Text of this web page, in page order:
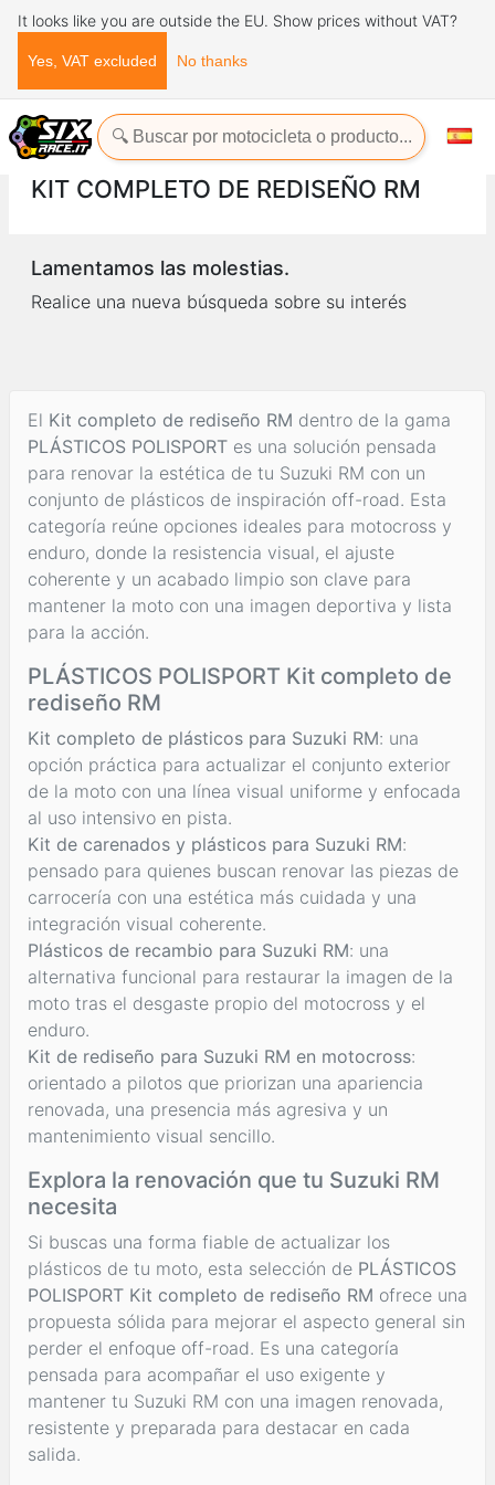
It looks like you are outside the EU. Show prices without VAT?
Yes, VAT excluded No thanks
Inicio Carenados y plásticos
PLÁSTICOS POLISPORT
Réplicas de plásticos - SUZUKI
Kit completo de rediseño RM
KIT COMPLETO DE REDISEÑO RM
Lamentamos las molestias.
Realice una nueva búsqueda sobre su interés
El Kit completo de rediseño RM dentro de la gama
PLÁSTICOS POLISPORT es una solución pensada
para renovar la estética de tu Suzuki RM con un
conjunto de plásticos de inspiración off-road. Esta
categoría reúne opciones ideales para motocross y
enduro, donde la resistencia visual, el ajuste
coherente y un acabado limpio son clave para
mantener la moto con una imagen deportiva y lista
para la acción.
PLÁSTICOS POLISPORT Kit completo de
rediseño RM
Kit completo de plásticos para Suzuki RM: una
opción práctica para actualizar el conjunto exterior
de la moto con una línea visual uniforme y enfocada
al uso intensivo en pista.
Kit de carenados y plásticos para Suzuki RM:
pensado para quienes buscan renovar las piezas de
carrocería con una estética más cuidada y una
integración visual coherente.
Plásticos de recambio para Suzuki RM: una
alternativa funcional para restaurar la imagen de la
moto tras el desgaste propio del motocross y el
enduro.
Kit de rediseño para Suzuki RM en motocross:
orientado a pilotos que priorizan una apariencia
renovada, una presencia más agresiva y un
mantenimiento visual sencillo.
Explora la renovación que tu Suzuki RM
necesita
Si buscas una forma fiable de actualizar los
plásticos de tu moto, esta selección de PLÁSTICOS
POLISPORT Kit completo de rediseño RM ofrece una
propuesta sólida para mejorar el aspecto general sin
perder el enfoque off-road. Es una categoría
pensada para acompañar el uso exigente y
mantener tu Suzuki RM con una imagen renovada,
resistente y preparada para destacar en cada
salida.